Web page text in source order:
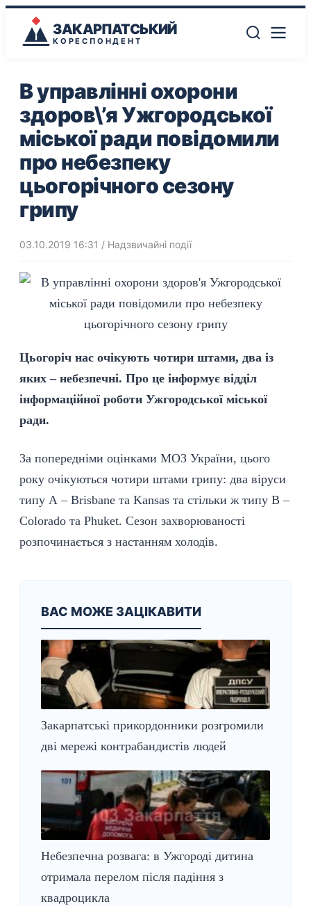
ЗАКАРПАТСЬКИЙ
КОРЕСПОНДЕНТ
В управлінні охорони
здоров\’я Ужгородської
міської ради повідомили
про небезпеку
цьогорічного сезону
грипу
03.10.2019 16:31 / Надзвичайні події
Цьогоріч нас очікують чотири штами, два із
яких – небезпечні. Про це інформує відділ
інформаційної роботи Ужгородської міської
ради.
За попередніми оцінками МОЗ України, цього
року очікуються чотири штами грипу: два віруси
типу А – Brisbane та Kansas та стільки ж типу В –
Colorado та Phuket. Сезон захворюваності
розпочинається з настанням холодів.
ВАС МОЖЕ ЗАЦІКАВИТИ
Закарпатські прикордонники розгромили
дві мережі контрабандистів людей
Небезпечна розвага: в Ужгороді дитина
отримала перелом після падіння з
квадроцикла